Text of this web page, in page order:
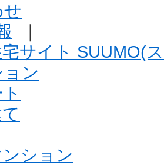
｜
サイト SUUMO(
ン
ション